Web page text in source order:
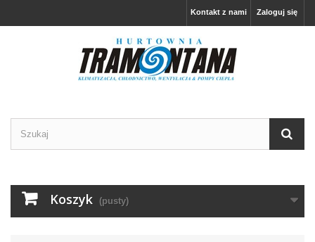
Zaloguj się
Kontakt z nami
Koszyk (pusty)